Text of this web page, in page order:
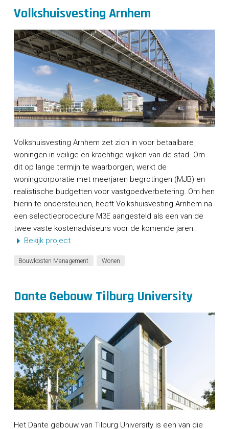
Volkshuisvesting Arnhem
Volkshuisvesting Arnhem zet zich in voor betaalbare
woningen in veilige en krachtige wijken van de stad. Om
dit op lange termijn te waarborgen, werkt de
woningcorporatie met meerjaren begrotingen (MJB) en
realistische budgetten voor vastgoedverbetering. Om hen
hierin te ondersteunen, heeft Volkshuisvesting Arnhem na
een selectieprocedure M3E aangesteld als een van de
twee vaste kostenadviseurs voor de komende jaren.
Bekijk project
Bouwkosten Management Wonen
Dante Gebouw Tilburg University
Het Dante gebouw van Tilburg University is een van die